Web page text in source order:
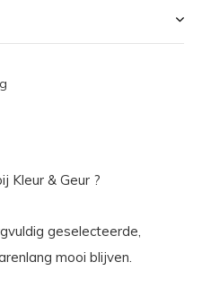
Kleur & Geur ?
geselecteerde,
mooi blijven.